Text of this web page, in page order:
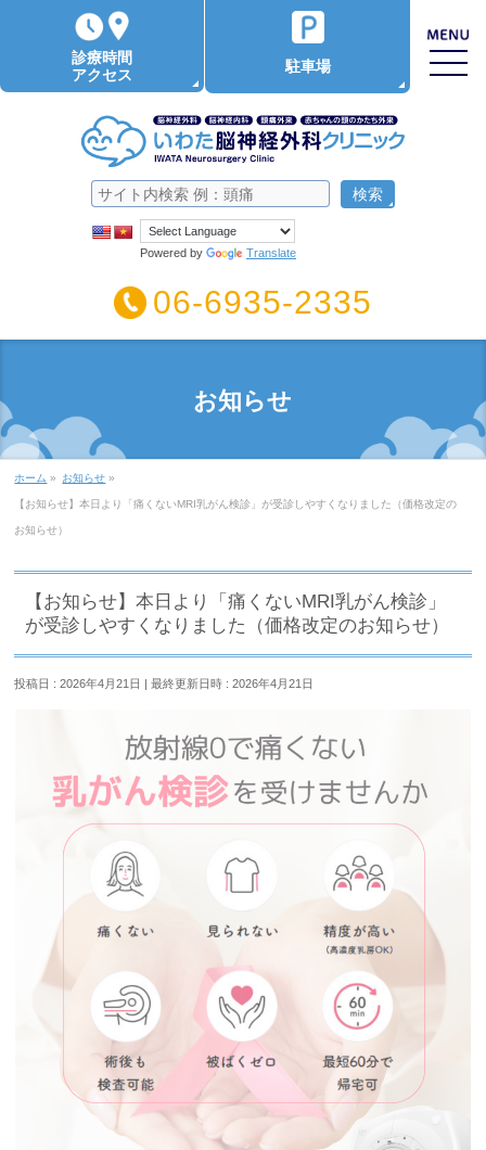
Powered by Translate
06-6935-2335
診療時間
アクセス
駐車場
お知らせ
ホーム » お知らせ »
【お知らせ】本日より「痛くないMRI乳がん検診」が受診しやすくなりました（価格改定の
お知らせ）
【お知らせ】本日より「痛くないMRI乳がん検診」
が受診しやすくなりました（価格改定のお知らせ）
投稿日 : 2026年4月21日 最終更新日時 : 2026年4月21日